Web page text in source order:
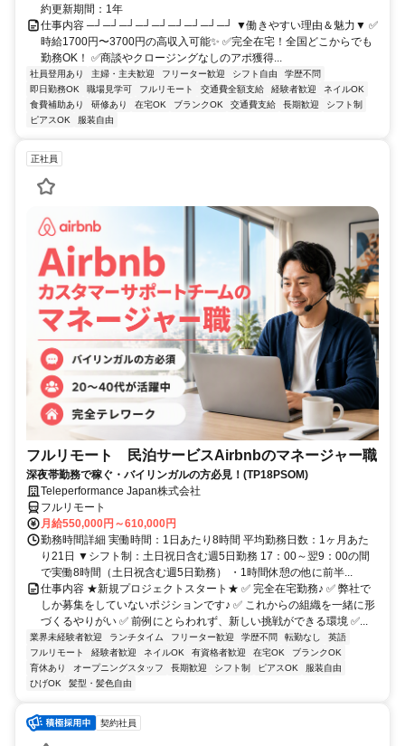
約更新期間：1年
仕事内容 ─┘─┘─┘─┘─┘─┘─┘─┘─┘ ▼働きやすい理由＆魅力▼ ✅
時給1700円〜3700円の高収入可能✨ ✅完全在宅！全国どこからでも
勤務OK！ ✅商談やクロージングなしのアポ獲得...
社員登用あり 主婦・主夫歓迎 フリーター歓迎 シフト自由
学歴不問
即日勤務OK
職場見学可 フルリモート 交通費全額支給 経験者歓迎
ネイルOK
食費補助あり
研修あり 在宅OK ブランクOK 交通費支給 長期歓迎
シフト制
ピアスOK
服装自由
正社員
フルリモート 民泊サービスAirbnbのマネージャー職
深夜帯勤務で稼ぐ・バイリンガルの方必見！(TP18PSOM)
Teleperformance Japan株式会社
フルリモート
月給550,000円～610,000円
勤務時間詳細 実働時間：1日あたり8時間 平均勤務日数：1ヶ月あた
り21日 ▼シフト制：土日祝日含む週5日勤務 17：00～翌9：00の間
で実働8時間（土日祝含む週5日勤務） ・1時間休憩の他に前半...
仕事内容 ★新規プロジェクトスタート★ ✅ 完全在宅勤務♪ ✅ 弊社で
しか募集をしていないポジションです♪ ✅ これからの組織を一緒に形
づくるやりがい ✅ 前例にとらわれず、新しい挑戦ができる環境 ✅...
業界未経験者歓迎 ランチタイム フリーター歓迎 学歴不問 転勤なし
英語
フルリモート
経験者歓迎 ネイルOK 有資格者歓迎 在宅OK
ブランクOK
育休あり
オープニングスタッフ 長期歓迎 シフト制 ピアスOK
服装自由
ひげOK
髪型・髪色自由
契約社員